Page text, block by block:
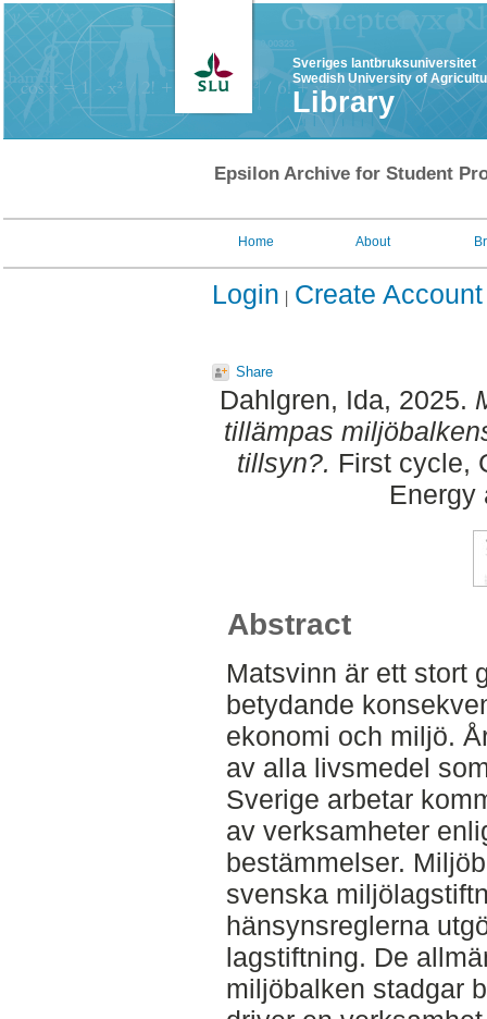
Sveriges lantbruksuniversitet
Swedish University of
Library
Epsilon Archive for Student
Home About
Login Create Account
Share
Dahlgren, Ida, 2025.
tillämpas
tillsyn?. First cycle,
Energy
Abstract
Matsvinn är ett stort
betydande
ekonomi och miljö.
av alla livsmedel
Sverige arbetar
av verksamheter
bestämmelser.
svenska
hänsynsreglerna
lagstiftning. De
miljöbalken stadgar